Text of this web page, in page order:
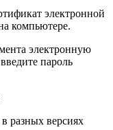
электронной
компьютере.
электронную
пароль
разных версиях